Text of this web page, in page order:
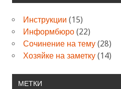
Инструкции (15)
Информбюро (22)
Сочинение на тему (28)
Хозяйке на заметку (14)
МЕТКИ